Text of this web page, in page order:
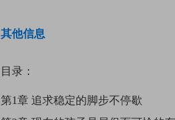
其他信息
目录：
第1章 追求稳定的脚步不停歇